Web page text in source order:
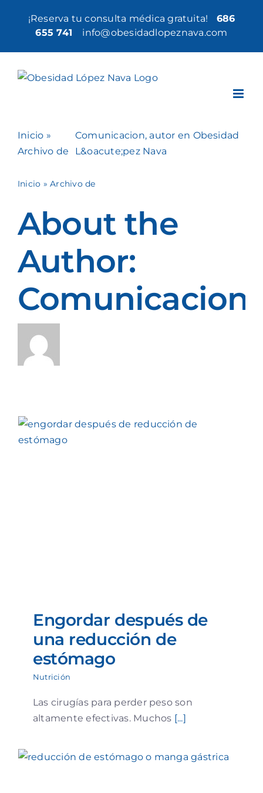
contenido
¡Reserva tu consulta médica gratuita!
686
655 741
info@obesidadlopeznava.com
Inicio »
Archivo de
Comunicacion, autor en Obesidad
L&oacute;pez Nava
Inicio »Archivo de
About the
Author:
Comunicacion
Engordar después de
una reducción de
estómago
Nutrición
Las cirugías para perder peso son
altamente efectivas. Muchos [...]